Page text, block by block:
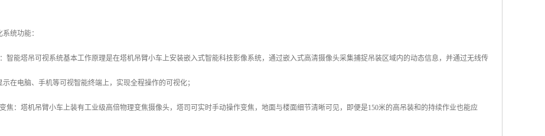
统功能：
智能塔吊可视系统基本工作原理是在塔机吊臂小车上安装嵌入式智能科技影像系统，通过嵌入式高清摄像头采集捕捉吊装区域内的动态信息，并通过无线传
在电脑、手机等可视智能终端上，实现全程操作的可视化；
焦：塔机吊臂小车上装有工业级高倍物理变焦摄像头，塔司可实时手动操作变焦，地面与楼面细节清晰可见，即便是150米的高吊装和的持续作业也能应